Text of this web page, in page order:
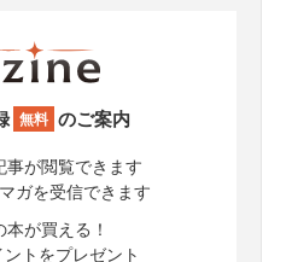
無料 のご案内
事が閲覧できます
ガを受信できます
本が買える！
トをプレゼント